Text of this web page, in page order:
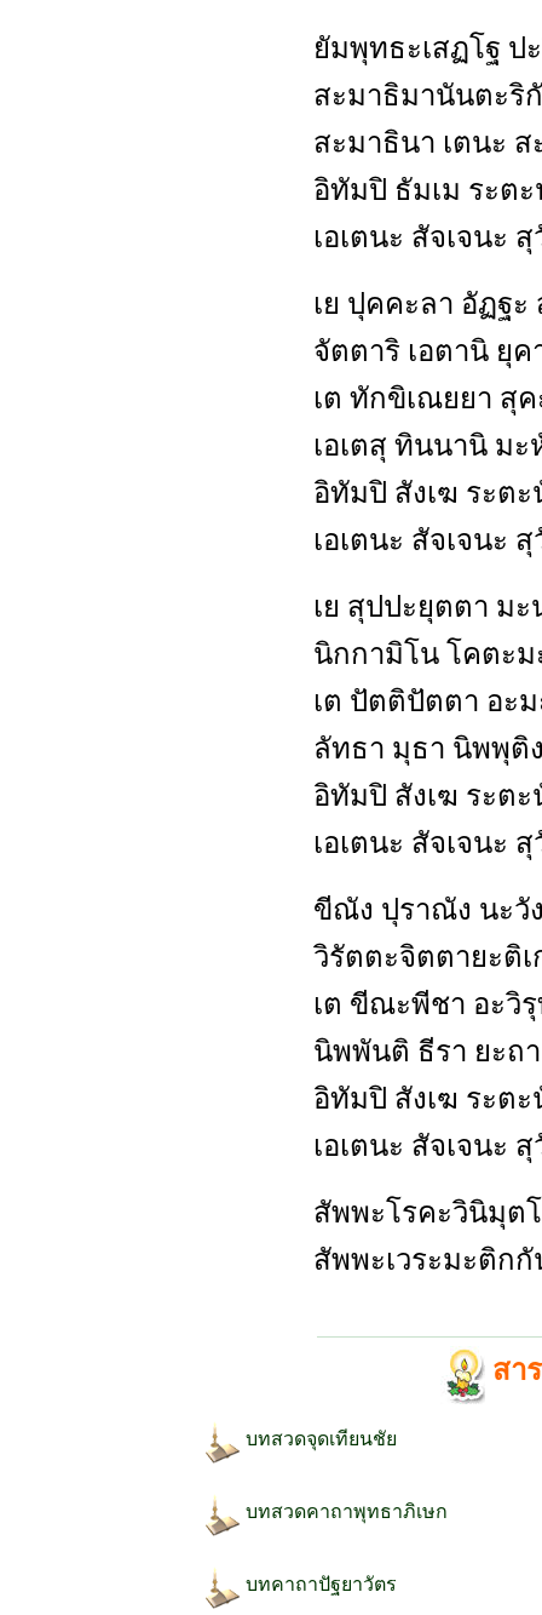
ยัมพุทธะเสฏโฐ
สะมาธิมานันตะริ
สะมาธินา เตนะ
อิทัมปิ ธัมเม ระต
เอเตนะ สัจเจนะ
เย ปุคคะลา อัฏฐะ
จัตตาริ เอตานิ ยุ
เต ทักขิเณยยา สุ
เอเตสุ ทินนานิ ม
อิทัมปิ สังเฆ ระต
เอเตนะ สัจเจนะ
เย สุปปะยุตตา ม
นิกกามิโน โคตะ
เต ปัตติปัตตา อะ
ลัทธา มุธา นิพพุติ
อิทัมปิ สังเฆ ระต
เอเตนะ สัจเจนะ
ขีณัง ปุราณัง นะวั
วิรัตตะจิตตายะติเ
เต ขีณะพีชา อะวิ
นิพพันติ ธีรา ยะถ
อิทัมปิ สังเฆ ระต
เอเตนะ สัจเจนะ
สัพพะโรคะวินิมุต
สัพพะเวระมะติก
สา
บทสวดจุดเทียนชัย
บทสวดคาถาพุทธาภิเษก
บทคาถาปัฐยาวัตร